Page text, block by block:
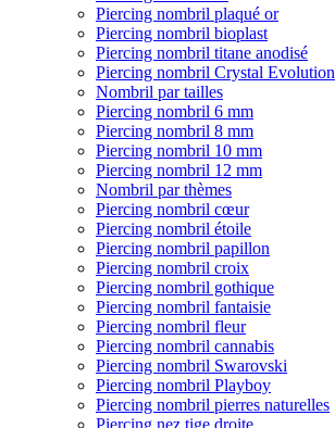
Piercing nombril plaqué or
Piercing nombril bioplast
Piercing nombril titane anodisé
Piercing nombril Crystal Evolution
Nombril par tailles
Piercing nombril 6 mm
Piercing nombril 8 mm
Piercing nombril 10 mm
Piercing nombril 12 mm
Nombril par thèmes
Piercing nombril cœur
Piercing nombril étoile
Piercing nombril papillon
Piercing nombril croix
Piercing nombril gothique
Piercing nombril fantaisie
Piercing nombril fleur
Piercing nombril cannabis
Piercing nombril Swarovski
Piercing nombril Playboy
Piercing nombril pierres naturelles
Piercing nez tige droite